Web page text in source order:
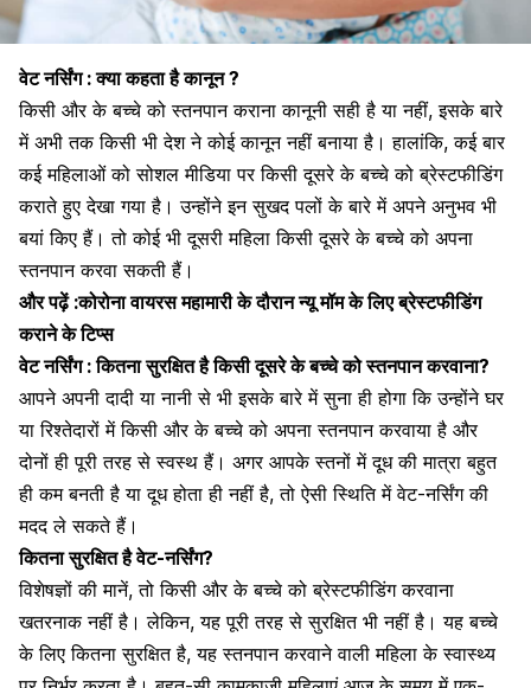
वेट नर्सिंग : क्या कहता है कानून ?
किसी और के बच्चे को स्तनपान कराना कानूनी सही है या नहीं, इसके बारे
में अभी तक किसी भी देश ने कोई कानून नहीं बनाया है। हालांकि, कई बार
कई महिलाओं को सोशल मीडिया पर किसी दूसरे के बच्चे को ब्रेस्टफीडिंग
कराते हुए देखा गया है। उन्होंने इन सुखद पलों के बारे में अपने अनुभव भी
बयां किए हैं। तो कोई भी दूसरी महिला किसी दूसरे के बच्चे को अपना
स्तनपान करवा सकती हैं।
और पढ़ें :कोरोना वायरस महामारी के दौरान न्यू मॉम के लिए ब्रेस्टफीडिंग
कराने के टिप्स
वेट नर्सिंग : कितना सुरक्षित है किसी दूसरे के बच्चे को स्तनपान करवाना?
आपने अपनी दादी या नानी से भी इसके बारे में सुना ही होगा कि उन्होंने घर
या रिश्तेदारों में किसी और के बच्चे को अपना स्तनपान करवाया है और
दोनों ही पूरी तरह से स्वस्थ हैं। अगर आपके स्तनों में दूध की मात्रा बहुत
ही कम बनती है या दूध होता ही नहीं है, तो ऐसी स्थिति में वेट-नर्सिंग की
मदद ले सकते हैं।
कितना सुरक्षित है वेट-नर्सिंग?
विशेषज्ञों की मानें, तो किसी और के बच्चे को ब्रेस्टफीडिंग करवाना
खतरनाक नहीं है। लेकिन, यह पूरी तरह से सुरक्षित भी नहीं है। यह बच्चे
के लिए कितना सुरक्षित है, यह स्तनपान करवाने वाली महिला के स्वास्थ्य